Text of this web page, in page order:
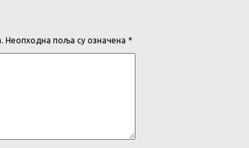
Неопходна поља су означена *